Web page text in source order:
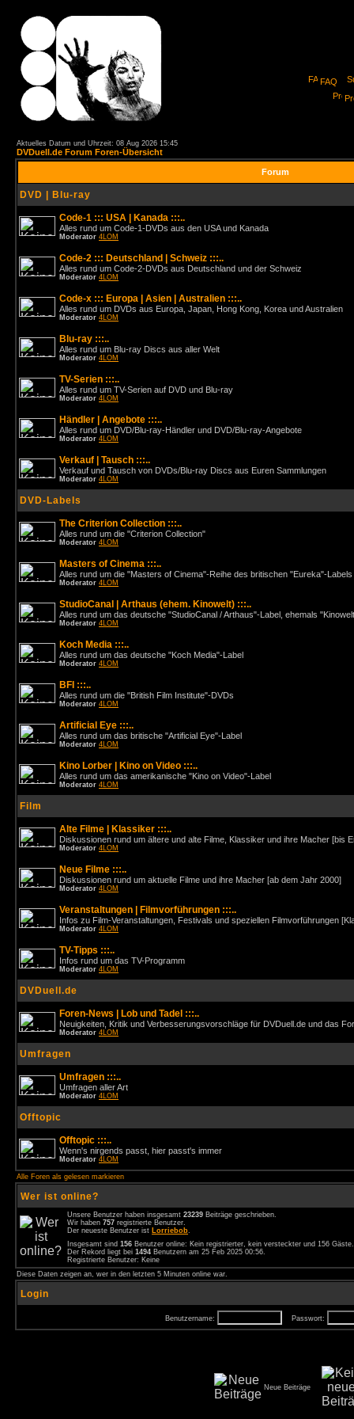
FAQ
Aktuelles Datum und Uhrzeit: 08 Aug 2026 15:45
DVDuell.de Forum Foren-Übersicht
Forum
DVD | Blu-ray
Code-1 ::: USA | Kanada :::..
Alles rund um Code-1-DVDs aus den USA und Kanada
Moderator 4LOM
Code-2 ::: Deutschland | Schweiz :::..
Alles rund um Code-2-DVDs aus Deutschland und der Schweiz
Moderator 4LOM
Code-x ::: Europa | Asien | Australien :::..
Alles rund um DVDs aus Europa, Japan, Hong Kong, Korea und Australien
Moderator 4LOM
Blu-ray :::..
Alles rund um Blu-ray Discs aus aller Welt
Moderator 4LOM
TV-Serien :::..
Alles rund um TV-Serien auf DVD und Blu-ray
Moderator 4LOM
Händler | Angebote :::..
Alles rund um DVD/Blu-ray-Händler und DVD/Blu-ray-Angebote
Moderator 4LOM
Verkauf | Tausch :::..
Verkauf und Tausch von DVDs/Blu-ray Discs aus Euren Sammlungen
Moderator 4LOM
DVD-Labels
The Criterion Collection :::..
Alles rund um die "Criterion Collection"
Moderator 4LOM
Masters of Cinema :::..
Alles rund um die "Masters of Cinema"-Reihe des britischen "Eureka"-Labels
Moderator 4LOM
StudioCanal | Arthaus (ehem. Kinowelt) :::..
Alles rund um das deutsche "StudioCanal / Arthaus"-Label, ehemals
Moderator 4LOM
Koch Media :::..
Alles rund um das deutsche "Koch Media"-Label
Moderator 4LOM
BFI :::..
Alles rund um die "British Film Institute"-DVDs
Moderator 4LOM
Artificial Eye :::..
Alles rund um das britische "Artificial Eye"-Label
Moderator 4LOM
Kino Lorber | Kino on Video :::..
Alles rund um das amerikanische "Kino on Video"-Label
Moderator 4LOM
Film
Alte Filme | Klassiker :::..
Diskussionen rund um ältere und alte Filme, Klassiker und ihre Macher [bis
Moderator 4LOM
Neue Filme :::..
Diskussionen rund um aktuelle Filme und ihre Macher [ab dem Jahr 2000]
Moderator 4LOM
Veranstaltungen | Filmvorführungen :::..
Infos zu Film-Veranstaltungen, Festivals und speziellen Filmvorführungen
Moderator 4LOM
TV-Tipps :::..
Infos rund um das TV-Programm
Moderator 4LOM
DVDuell.de
Foren-News | Lob und Tadel :::..
Neuigkeiten, Kritik und Verbesserungsvorschläge für DVDuell.de und das
Moderator 4LOM
Umfragen
Umfragen :::..
Umfragen aller Art
Moderator 4LOM
Offtopic
Offtopic :::..
Wenn's nirgends passt, hier passt's immer
Moderator 4LOM
Alle Foren als gelesen markieren
Wer ist online?
Unsere Benutzer haben insgesamt 23239 Beiträge geschrieben.
Wir haben 757 registrierte Benutzer.
Der neueste Benutzer ist Lorriebob.
Insgesamt sind 156 Benutzer online: Kein registrierter, kein versteckter und 156
Der Rekord liegt bei 1494 Benutzern am 25 Feb 2025 00:56.
Registrierte Benutzer: Keine
Diese Daten zeigen an, wer in den letzten 5 Minuten online war.
Login
Benutzername: Passwort:
Neue Beiträge